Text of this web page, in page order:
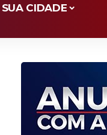
SUA CIDADE